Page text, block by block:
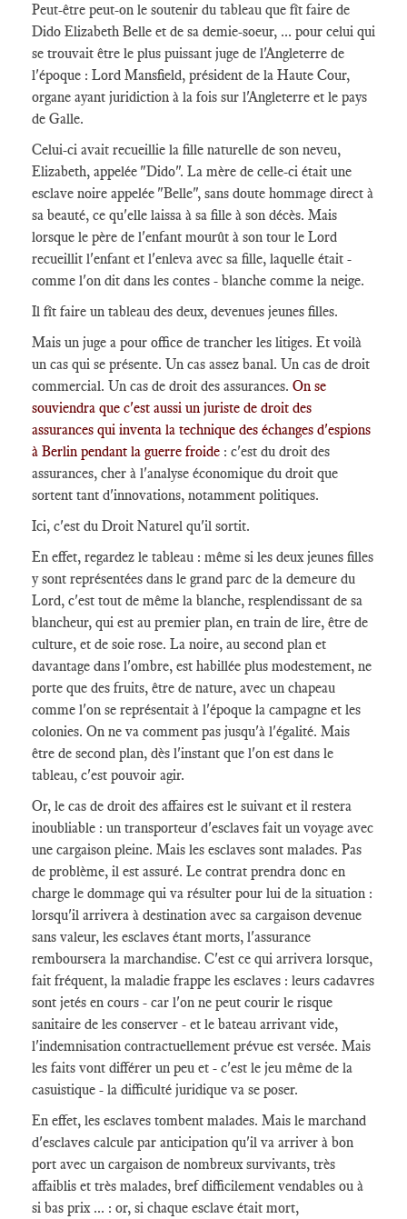
Peut-être peut-on le soutenir du tableau que fît faire de
Dido Elizabeth Belle et de sa demie-soeur, ... pour celui qui
se trouvait être le plus puissant juge de l'Angleterre de
l'époque : Lord Mansfield, président de la Haute Cour,
organe ayant juridiction à la fois sur l'Angleterre et le pays
de Galle.
Celui-ci avait recueillie la fille naturelle de son neveu,
Elizabeth, appelée "Dido". La mère de celle-ci était une
esclave noire appelée "Belle", sans doute hommage direct à
sa beauté, ce qu'elle laissa à sa fille à son décès. Mais
lorsque le père de l'enfant mourût à son tour le Lord
recueillit l'enfant et l'enleva avec sa fille, laquelle était -
comme l'on dit dans les contes - blanche comme la neige.
Il fît faire un tableau des deux, devenues jeunes filles.
Mais un juge a pour office de trancher les litiges. Et voilà
un cas qui se présente. Un cas assez banal. Un cas de droit
commercial. Un cas de droit des assurances. On se
souviendra que c'est aussi un juriste de droit des
assurances qui inventa la technique des échanges d'espions
à Berlin pendant la guerre froide : c'est du droit des
assurances, cher à l'analyse économique du droit que
sortent tant d'innovations, notamment politiques.
Ici, c'est du Droit Naturel qu'il sortit.
En effet, regardez le tableau : même si les deux jeunes filles
y sont représentées dans le grand parc de la demeure du
Lord, c'est tout de même la blanche, resplendissant de sa
blancheur, qui est au premier plan, en train de lire, être de
culture, et de soie rose. La noire, au second plan et
davantage dans l'ombre, est habillée plus modestement, ne
porte que des fruits, être de nature, avec un chapeau
comme l'on se représentait à l'époque la campagne et les
colonies. On ne va comment pas jusqu'à l'égalité. Mais
être de second plan, dès l'instant que l'on est dans le
tableau, c'est pouvoir agir.
Or, le cas de droit des affaires est le suivant et il restera
inoubliable : un transporteur d'esclaves fait un voyage avec
une cargaison pleine. Mais les esclaves sont malades. Pas
de problème, il est assuré. Le contrat prendra donc en
charge le dommage qui va résulter pour lui de la situation :
lorsqu'il arrivera à destination avec sa cargaison devenue
sans valeur, les esclaves étant morts, l'assurance
remboursera la marchandise. C'est ce qui arrivera lorsque,
fait fréquent, la maladie frappe les esclaves : leurs cadavres
sont jetés en cours - car l'on ne peut courir le risque
sanitaire de les conserver - et le bateau arrivant vide,
l'indemnisation contractuellement prévue est versée. Mais
les faits vont différer un peu et - c'est le jeu même de la
casuistique - la difficulté juridique va se poser.
En effet, les esclaves tombent malades. Mais le marchand
d'esclaves calcule par anticipation qu'il va arriver à bon
port avec un cargaison de nombreux survivants, très
affaiblis et très malades, bref difficilement vendables ou à
si bas prix ... : or, si chaque esclave était mort,